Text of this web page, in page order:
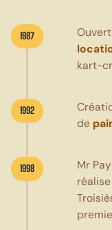
kart-
1987
de
1992
Mr
1998